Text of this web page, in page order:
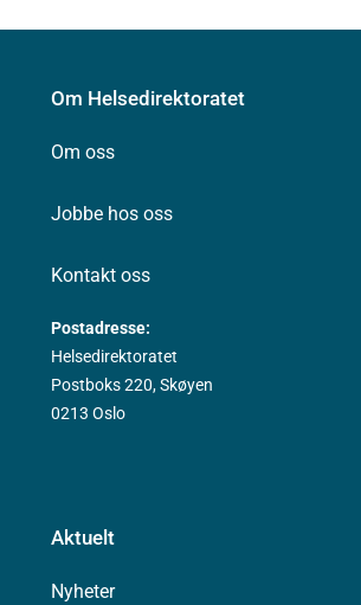
Om Helsedirektoratet
Om oss
Jobbe hos oss
Kontakt oss
Postadresse:
Helsedirektoratet
Postboks 220, Skøyen
0213 Oslo
Aktuelt
Nyheter